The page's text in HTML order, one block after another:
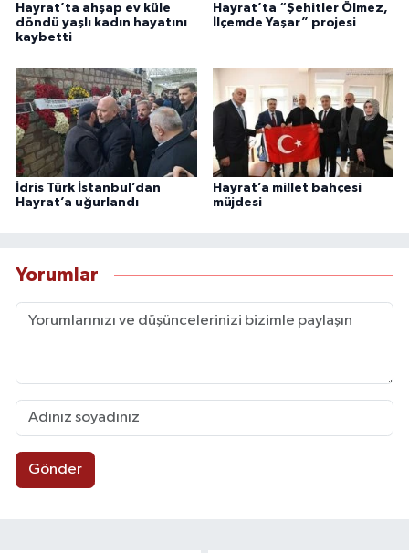
Hayrat’ta ahşap ev küle
döndü yaşlı kadın hayatını
kaybetti
Hayrat’ta “Şehitler Ölmez,
İlçemde Yaşar” projesi
İdris Türk İstanbul’dan
Hayrat’a uğurlandı
Hayrat’a millet bahçesi
müjdesi
Yorumlar
Gönder